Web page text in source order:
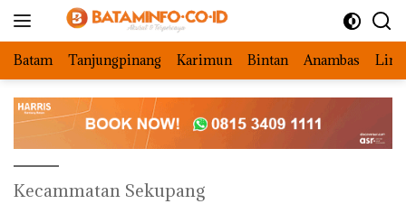
Batam Tanjungpinang Karimun Bintan Anambas
Kecammatan Sekupang